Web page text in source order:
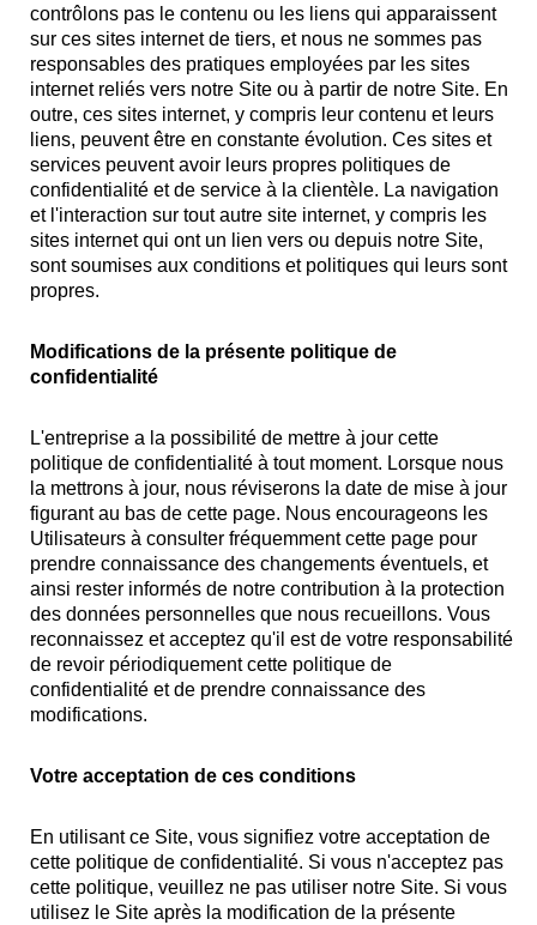
contrôlons pas le contenu ou les liens qui apparaissent
sur ces sites internet de tiers, et nous ne sommes pas
responsables des pratiques employées par les sites
internet reliés vers notre Site ou à partir de notre Site. En
outre, ces sites internet, y compris leur contenu et leurs
liens, peuvent être en constante évolution. Ces sites et
services peuvent avoir leurs propres politiques de
confidentialité et de service à la clientèle. La navigation
et l'interaction sur tout autre site internet, y compris les
sites internet qui ont un lien vers ou depuis notre Site,
sont soumises aux conditions et politiques qui leurs sont
propres.
Modifications de la présente politique de
confidentialité
L'entreprise a la possibilité de mettre à jour cette
politique de confidentialité à tout moment. Lorsque nous
la mettrons à jour, nous réviserons la date de mise à jour
figurant au bas de cette page. Nous encourageons les
Utilisateurs à consulter fréquemment cette page pour
prendre connaissance des changements éventuels, et
ainsi rester informés de notre contribution à la protection
des données personnelles que nous recueillons. Vous
reconnaissez et acceptez qu'il est de votre responsabilité
de revoir périodiquement cette politique de
confidentialité et de prendre connaissance des
modifications.
Votre acceptation de ces conditions
En utilisant ce Site, vous signifiez votre acceptation de
cette politique de confidentialité. Si vous n'acceptez pas
cette politique, veuillez ne pas utiliser notre Site. Si vous
utilisez le Site après la modification de la présente